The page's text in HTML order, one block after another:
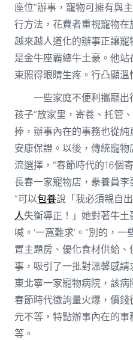
座位”辦事，寵物可擁有與
行方法，花費者重視寵物在
越來越人道化的辦事正讓
是金牛座霸總牛土豪。他
束照得眼睛生疼。行凸顯溫
一些家庭不便利攜寵出
孩子”放家里，寄養、托管
捧，辦事內在的事務也從純
安康保證。以後，傳統寵
流選擇，“春節時代的16個
長春一家寵物店，豢養員李
“可以包養說「我必須親自
人失衡導正！」她對著牛
喊。‘一窩難求’。”別的，
置主題房、優化食材供給、
事，吸引了一批對溫馨感
東北寧一家寵物病院，該
春節時代徵詢量火爆，價
元不等，特點辦事內在的
等。